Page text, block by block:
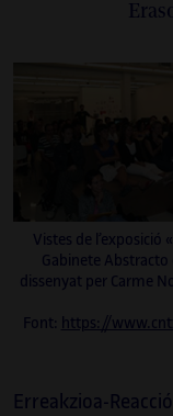
Vistes de l’exposició
Gabinete Abstracto
dissenyat per Carme
Font:
https://
Erreakzioa-